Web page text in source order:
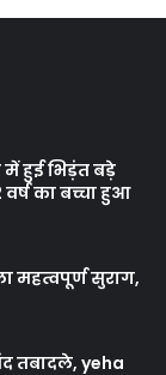
में हुई भिड़ंत बड़े
का बच्चा हुआ
महत्वपूर्ण सुराग,
तबादले, yeha